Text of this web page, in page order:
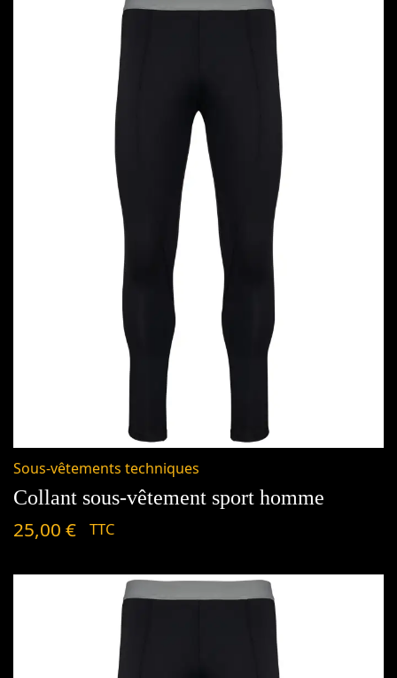
Sous-vêtements techniques
Collant sous-vêtement sport homme
25,00 € TTC